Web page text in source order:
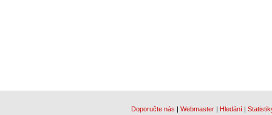
Doporučte nás | Webmaster | Hledání |